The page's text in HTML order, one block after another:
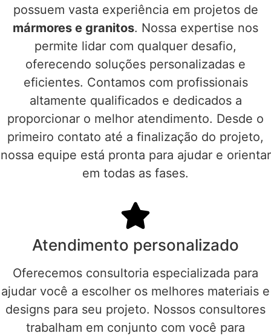
possuem vasta experiência em projetos de
mármores e granitos. Nossa expertise nos
permite lidar com qualquer desafio,
oferecendo soluções personalizadas e
eficientes. Contamos com profissionais
altamente qualificados e dedicados a
proporcionar o melhor atendimento. Desde o
primeiro contato até a finalização do projeto,
nossa equipe está pronta para ajudar e orientar
em todas as fases.
Atendimento personalizado
Oferecemos consultoria especializada para
ajudar você a escolher os melhores materiais e
designs para seu projeto. Nossos consultores
trabalham em conjunto com você para